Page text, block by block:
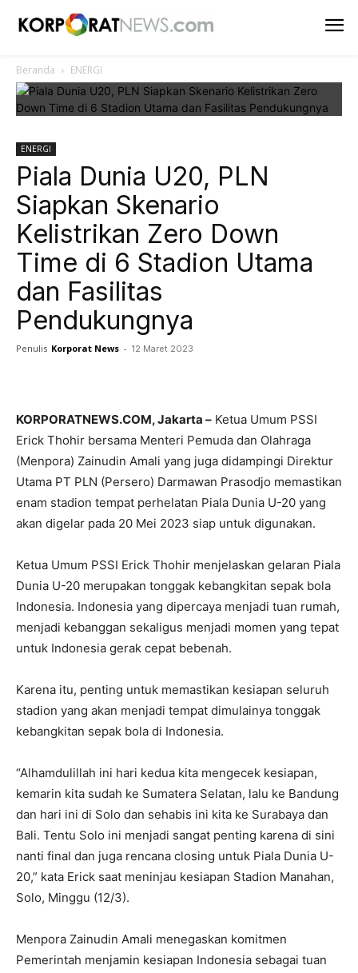
Beranda ENERGI
ENERGI
Piala Dunia U20, PLN
Siapkan Skenario
Kelistrikan Zero Down
Time di 6 Stadion Utama
dan Fasilitas
Pendukungnya
Penulis Korporat News - 12 Maret 2023
KORPORATNEWS.COM, Jakarta – Ketua Umum PSSI
Erick Thohir bersama Menteri Pemuda dan Olahraga
(Menpora) Zainudin Amali yang juga didampingi Direktur
Utama PT PLN (Persero) Darmawan Prasodjo memastikan
enam stadion tempat perhelatan Piala Dunia U-20 yang
akan digelar pada 20 Mei 2023 siap untuk digunakan.
Ketua Umum PSSI Erick Thohir menjelaskan gelaran Piala
Dunia U-20 merupakan tonggak kebangkitan sepak bola
Indonesia. Indonesia yang dipercaya menjadi tuan rumah,
menjadi kebanggan sekaligus menjadi momen yang tepat
untuk Indonesia gerak cepat bebenah.
Karena itu, penting untuk memastikan kesiapan seluruh
stadion yang akan menjadi tempat dimulainya tonggak
kebangkitan sepak bola di Indonesia.
“Alhamdulillah ini hari kedua kita mengecek kesiapan,
kemarin kita sudah ke Sumatera Selatan, lalu ke Bandung
dan hari ini di Solo dan sehabis ini kita ke Surabaya dan
Bali. Tentu Solo ini menjadi sangat penting karena di sini
nanti final dan juga rencana closing untuk Piala Dunia U-
20,” kata Erick saat meninjau kesiapan Stadion Manahan,
Solo, Minggu (12/3).
Menpora Zainudin Amali menegaskan komitmen
Pemerintah menjamin kesiapan Indonesia sebagai tuan